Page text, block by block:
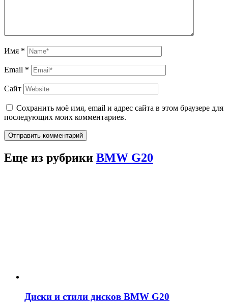
Имя *
Email *
Сайт
Сохранить моё имя, email и адрес сайта в этом браузере для
последующих моих комментариев.
Отправить комментарий
Еще из рубрики BMW G20
Диски и стили дисков BMW G20